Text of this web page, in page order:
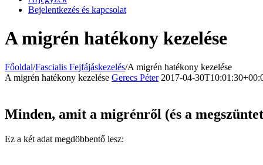
Bejelentkezés és kapcsolat
A migrén hatékony kezelése
Főoldal/Fascialis Fejfájáskezelés/A migrén hatékony kezelése
A migrén hatékony kezelése Gerecs Péter 2017-04-
Minden, amit a migrénről (és a
Ez a két adat megdöbbentő lesz: